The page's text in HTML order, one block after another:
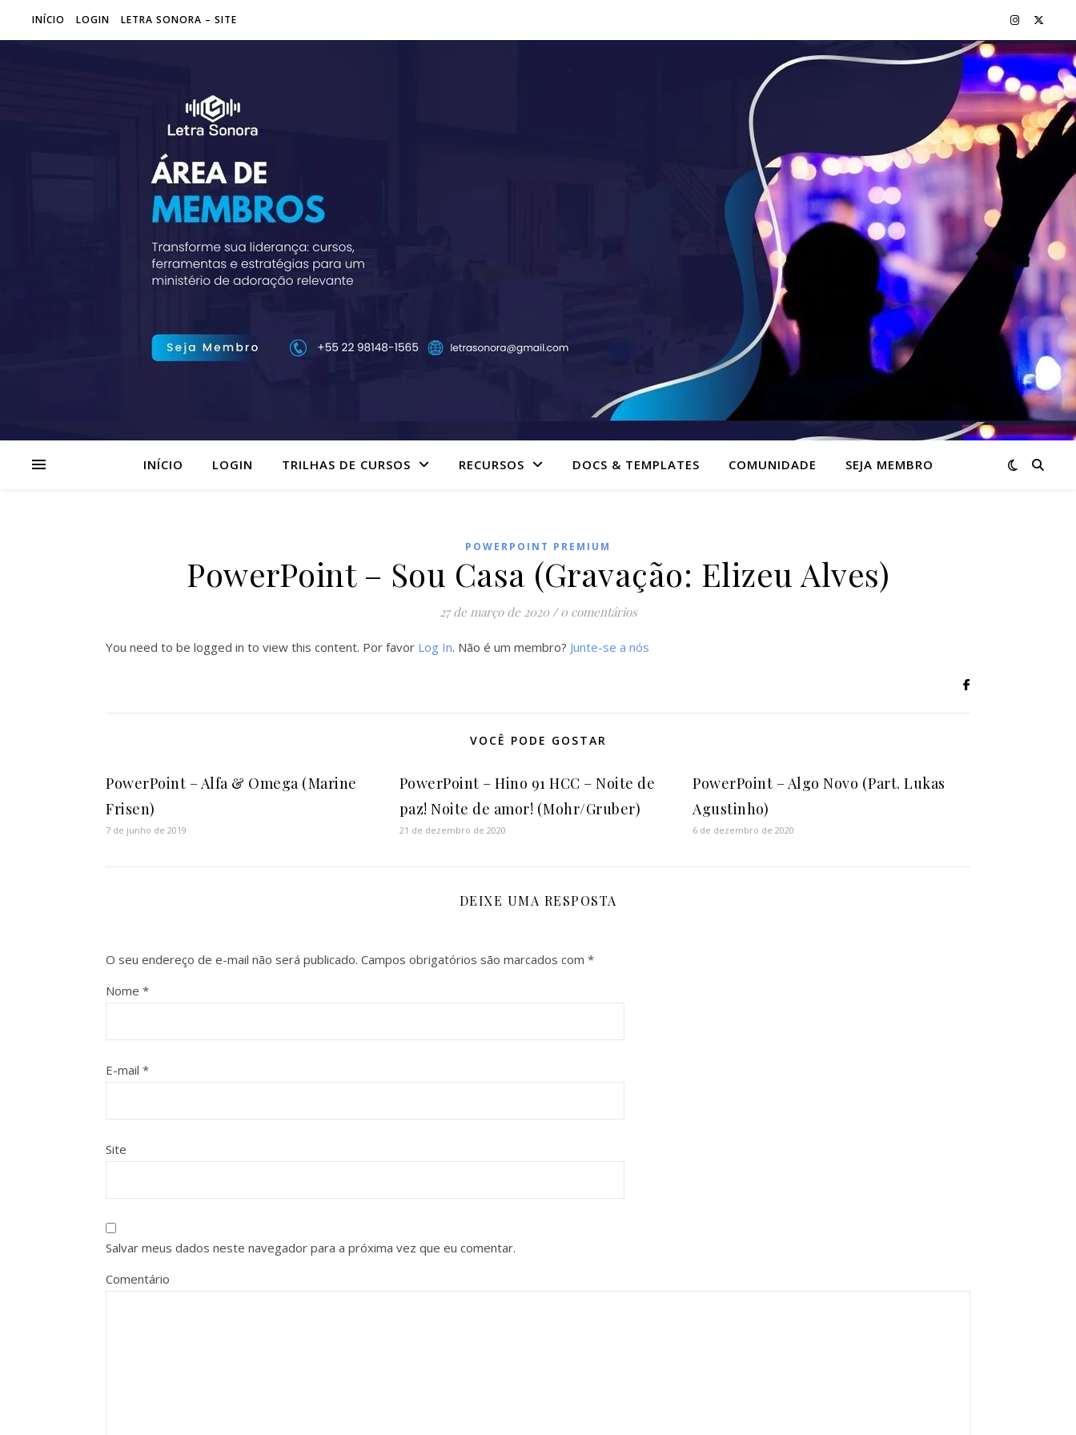
INÍCIO LOGIN LETRA SONORA – SITE
INÍCIO LOGIN TRILHAS DE CURSOS RECURSOS DOCS & TEMPLATES COMUNIDADE SEJA MEMBRO
POWERPOINT PREMIUM
PowerPoint – Sou Casa (Gravação: Elizeu Alves)
27 de março de 2020 / 0 comentários
You need to be logged in to view this content. Por favor Log In. Não é um membro? Junte-se a nós
VOCÊ PODE GOSTAR
PowerPoint – Alfa & Omega (Marine
Frisen)
7 de junho de 2019
PowerPoint – Hino 91 HCC – Noite de
paz! Noite de amor! (Mohr/Gruber)
21 de dezembro de 2020
PowerPoint – Algo Novo (Part. Lukas
Agustinho)
6 de dezembro de 2020
DEIXE UMA RESPOSTA
O seu endereço de e-mail não será publicado. Campos obrigatórios são marcados com *
Nome *
E-mail *
Site
Salvar meus dados neste navegador para a próxima vez que eu comentar.
Comentário